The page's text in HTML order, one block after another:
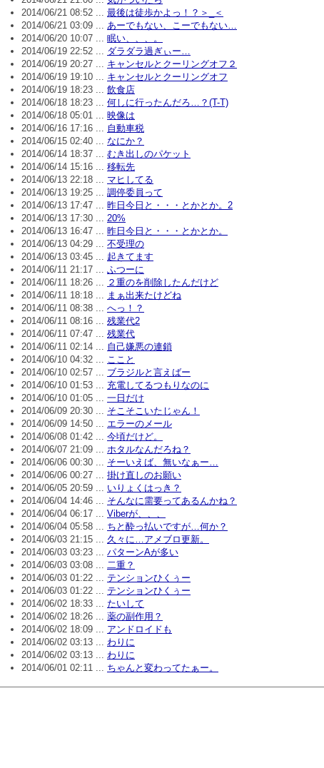
2014/06/21 08:52 ... 最後は徒歩かよっ！？＞_＜
2014/06/21 03:09 ... あーでもない、こーでもない…
2014/06/20 10:07 ... 眠い、、、。
2014/06/19 22:52 ... ダラダラ過ぎぃー…
2014/06/19 20:27 ... キャンセルとクーリングオフ２
2014/06/19 19:10 ... キャンセルとクーリングオフ
2014/06/19 18:23 ... 飲食店
2014/06/18 18:23 ... 何しに行ったんだろ…？(T-T)
2014/06/18 05:01 ... 映像は
2014/06/16 17:16 ... 自動車税
2014/06/15 02:40 ... なにか？
2014/06/14 18:37 ... むき出しのパケット
2014/06/14 15:16 ... 移転先
2014/06/13 22:18 ... マヒしてる
2014/06/13 19:25 ... 調停委員って
2014/06/13 17:47 ... 昨日今日と・・・とかとか。2
2014/06/13 17:30 ... 20%
2014/06/13 16:47 ... 昨日今日と・・・とかとか。
2014/06/13 04:29 ... 不受理の
2014/06/13 03:45 ... 起きてます
2014/06/11 21:17 ... ふつーに
2014/06/11 18:26 ... ２重のを削除したんだけど
2014/06/11 18:18 ... まぁ出来たけどね
2014/06/11 08:38 ... へっ！？
2014/06/11 08:16 ... 残業代2
2014/06/11 07:47 ... 残業代
2014/06/11 02:14 ... 自己嫌悪の連鎖
2014/06/10 04:32 ... ここと
2014/06/10 02:57 ... ブラジルと言えばー
2014/06/10 01:53 ... 充電してるつもりなのに
2014/06/10 01:05 ... 一日だけ
2014/06/09 20:30 ... そこそこいたじゃん！
2014/06/09 14:50 ... エラーのメール
2014/06/08 01:42 ... 今頃だけど。
2014/06/07 21:09 ... ホタルなんだろね？
2014/06/06 00:30 ... そーいえば、無いなぁー…
2014/06/06 00:27 ... 掛け直しのお願い
2014/06/05 20:59 ... いりょくはっき？
2014/06/04 14:46 ... そんなに需要ってあるんかね？
2014/06/04 06:17 ... Viberが、、、
2014/06/04 05:58 ... ちと酔っ払いですが…何か？
2014/06/03 21:15 ... 久々に…アメブロ更新。
2014/06/03 03:23 ... パターンAが多い
2014/06/03 03:08 ... 二重？
2014/06/03 01:22 ... テンションひくぅー
2014/06/03 01:22 ... テンションひくぅー
2014/06/02 18:33 ... たいして
2014/06/02 18:26 ... 薬の副作用？
2014/06/02 18:09 ... アンドロイドも
2014/06/02 03:13 ... わりに
2014/06/02 03:13 ... わりに
2014/06/01 02:11 ... ちゃんと変わってたぁー。